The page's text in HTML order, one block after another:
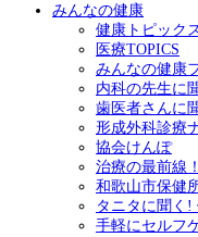
みんなの健康
健康トピック
医療TOPICS
みんなの健康
内科の先生に
歯医者さんに
形成外科診療
協会けんぽ
治療の最前線
和歌山市保健
タニタに聞く!
手軽にセルフ